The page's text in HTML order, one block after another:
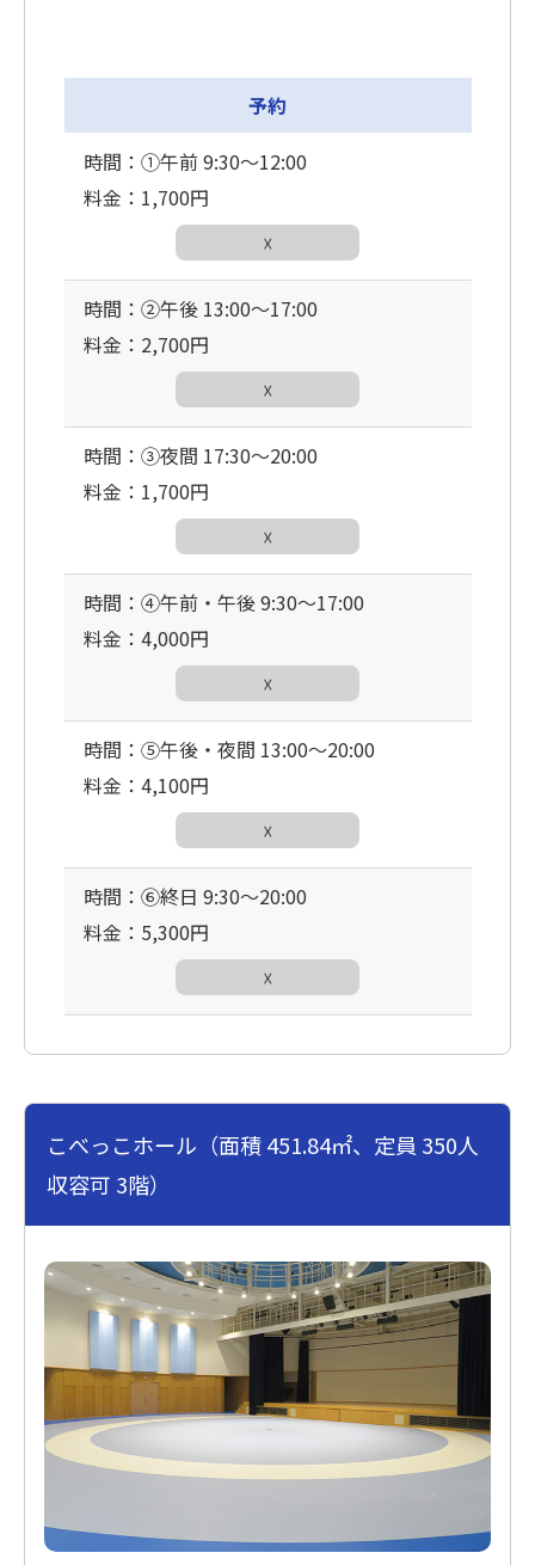
予約
時間：①午前 9:30〜12:00
料金：1,700円
☓
時間：②午後 13:00〜17:00
料金：2,700円
☓
時間：③夜間 17:30〜20:00
料金：1,700円
☓
時間：④午前・午後 9:30〜17:00
料金：4,000円
☓
時間：⑤午後・夜間 13:00〜20:00
料金：4,100円
☓
時間：⑥終日 9:30〜20:00
料金：5,300円
☓
こべっこホール（面積 451.84㎡、定員 350人
収容可 3階）